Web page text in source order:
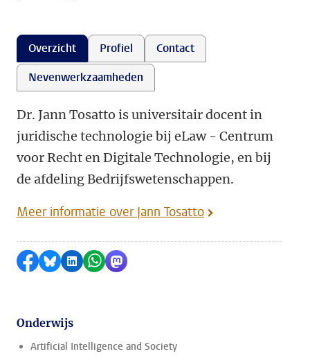
Overzicht Profiel
Contact
Nevenwerkzaamheden
Dr. Jann Tosatto is universitair docent in
juridische technologie bij eLaw - Centrum
voor Recht en Digitale Technologie, en bij
de afdeling Bedrijfswetenschappen.
Meer informatie over Jann Tosatto
Delen op Facebook
Delen via Bluesky
Delen op LinkedIn
Delen via WhatsApp
Delen via Mastodon
Onderwijs
Artificial Intelligence and Society